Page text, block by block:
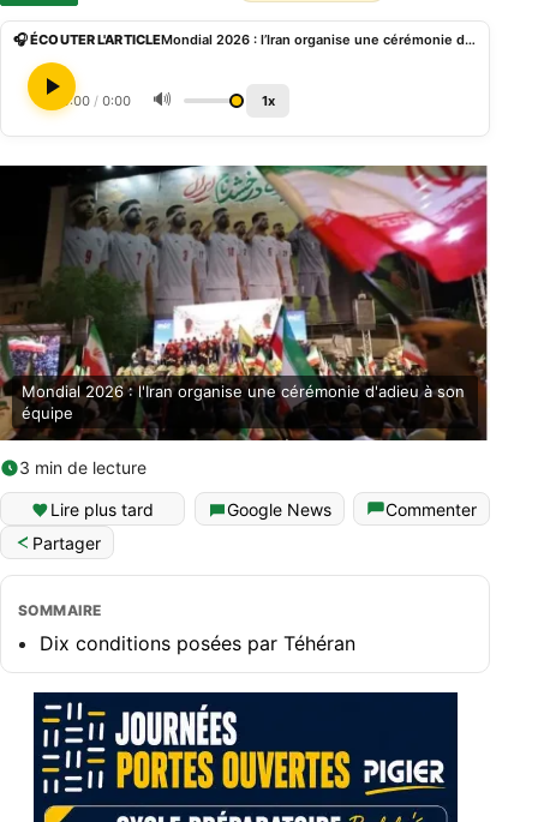
🎧 ÉCOUTER L'ARTICLE Mondial 2026 : l’Iran organise une cérémonie d’adieu à son équipe
0:00 / 0:00 🔊 1x
Mondial 2026 : l'Iran organise une cérémonie d'adieu à son
équipe
3 min de lecture
Lire plus tard Google News
Commenter
Partager
SOMMAIRE
Dix conditions posées par Téhéran